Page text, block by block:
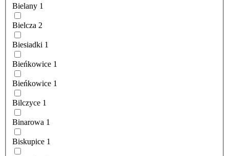
Bielany 1
Bielcza 2
Biesiadki 1
Bieńkowice 1
Bieńkowice 1
Bilczyce 1
Binarowa 1
Biskupice 1